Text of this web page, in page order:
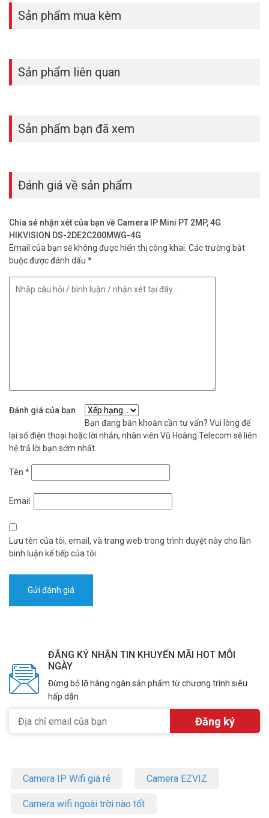
Sản phẩm mua kèm
Sản phẩm liên quan
Sản phẩm bạn đã xem
Đánh giá về sản phẩm
Chia sẻ nhận xét của bạn về Camera IP Mini PT 2MP, 4G
HIKVISION DS-2DE2C200MWG-4G
Email của bạn sẽ không được hiển thị công khai. Các trường bắt
buộc được đánh dấu *
Đánh giá của bạn
Bạn đang băn khoăn cần tư vấn? Vui lòng để
lại số điện thoại hoặc lời nhắn, nhân viên Vũ Hoàng Telecom sẽ liên
hệ trả lời bạn sớm nhất.
Tên *
Email
Lưu tên của tôi, email, và trang web trong trình duyệt này cho lần
bình luận kế tiếp của tôi.
ĐĂNG KÝ NHẬN TIN KHUYẾN MÃI HOT MỖI
NGÀY
Đừng bỏ lỡ hàng ngàn sản phẩm từ chương trình siêu
hấp dẫn
Camera IP Wifi giá rẻ Camera EZVIZ
Camera wifi ngoài trời nào tốt